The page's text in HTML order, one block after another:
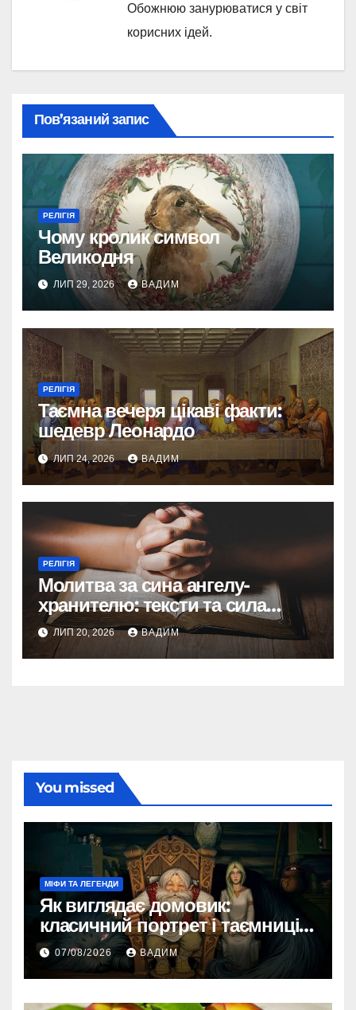
Обожнюю занурюватися у світ
корисних ідей.
Пов’язаний запис
РЕЛІГІЯ
Чому кролик символ
Великодня
ЛИП 29, 2026 ВАДИМ
РЕЛІГІЯ
Таємна вечеря цікаві факти:
шедевр Леонардо
ЛИП 24, 2026 ВАДИМ
РЕЛІГІЯ
Молитва за сина ангелу-
хранителю: тексти та сила
материнської молитви
ЛИП 20, 2026 ВАДИМ
You missed
МІФИ ТА ЛЕГЕНДИ
Як виглядає домовик:
класичний портрет і таємниці
зовнішності
07/08/2026 ВАДИМ